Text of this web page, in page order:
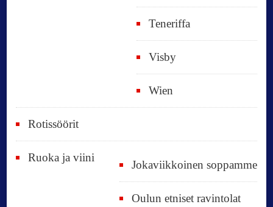
Teneriffa
Visby
Wien
Rotissöörit
Ruoka ja viini
Jokaviikkoinen soppamme
Oulun etniset ravintolat